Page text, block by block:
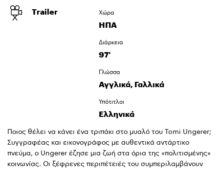
Trailer Χώρα
ΗΠΑ
Διάρκεια
97'
Γλώσσα
Αγγλικά, Γαλλικά
Υπότιτλοι
Ελληνικά
Ποιος θέλει να κάνει ένα τριπάκι στο μυαλό του Tomi Ungerer;
Συγγραφέας και εικονογράφος με αυθεντικά αντάρτικο
πνεύμα, ο Ungerer έζησε μια ζωή στα όρια της «πολιτισμένης»
κοινωνίας. Οι ξέφρενες περιπέτειές του συμπεριλαμβάνουν